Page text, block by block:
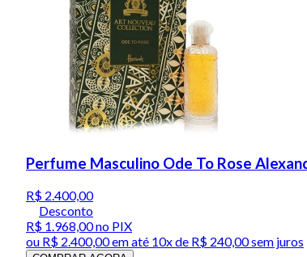
Perfume Masculino Ode To Rose
R$ 2.400,00
Desconto
R$ 1.968,00no PIX
ou R$ 2.400,00em até 10x de R$ 240,00 sem juros